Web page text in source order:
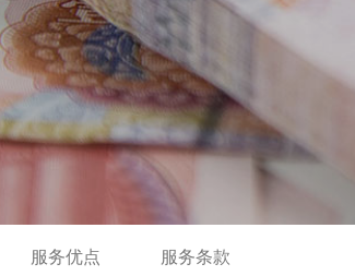
服务优点 服务条款